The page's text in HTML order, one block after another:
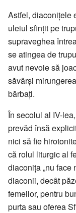
Astfel, diaconițele
uleiul sfințit pe
supraveghea
se atingea de
avut nevoie să
săvârși
bărbați.
În secolul al IV-lea,
prevăd însă
nici să fie
că rolul liturgic al
diaconița „nu face
diaconii, decât
femeilor, pentru
purta sau oferea